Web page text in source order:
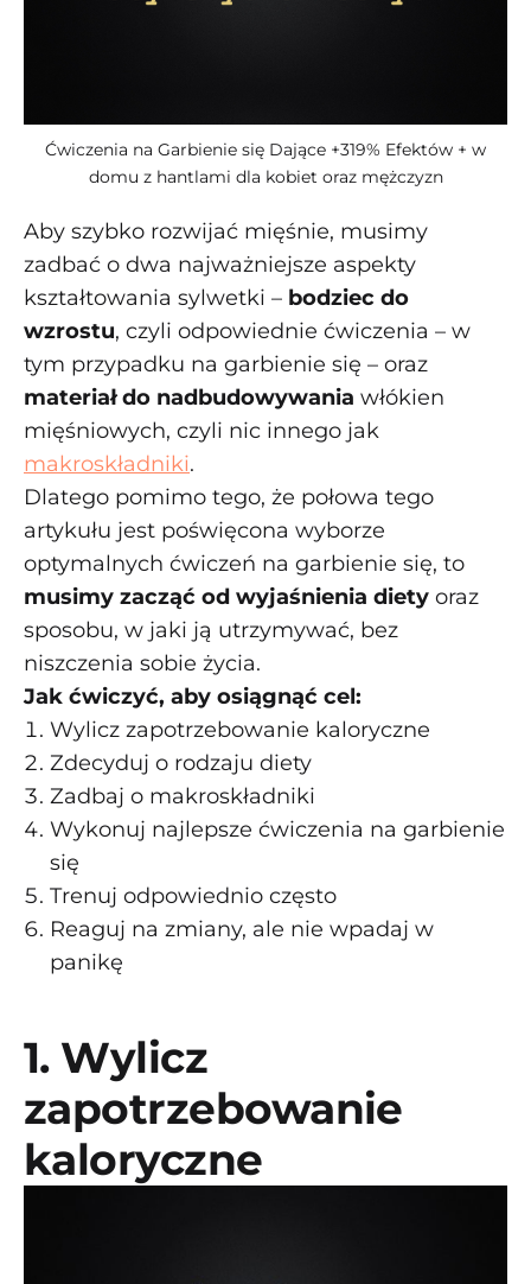
Ćwiczenia na Garbienie się Dające +319% Efektów + w
domu z hantlami dla kobiet oraz mężczyzn
Aby szybko rozwijać mięśnie, musimy
zadbać o dwa najważniejsze aspekty
kształtowania sylwetki – bodziec do
wzrostu, czyli odpowiednie ćwiczenia – w
tym przypadku na garbienie się – oraz
materiał do nadbudowywania włókien
mięśniowych, czyli nic innego jak
makroskładniki.
Dlatego pomimo tego, że połowa tego
artykułu jest poświęcona wyborze
optymalnych ćwiczeń na garbienie się, to
musimy zacząć od wyjaśnienia diety oraz
sposobu, w jaki ją utrzymywać, bez
niszczenia sobie życia.
Jak ćwiczyć, aby osiągnąć cel:
Wylicz zapotrzebowanie kaloryczne
Zdecyduj o rodzaju diety
Zadbaj o makroskładniki
Wykonuj najlepsze ćwiczenia na garbienie
się
Trenuj odpowiednio często
Reaguj na zmiany, ale nie wpadaj w
panikę
1. Wylicz
zapotrzebowanie
kaloryczne